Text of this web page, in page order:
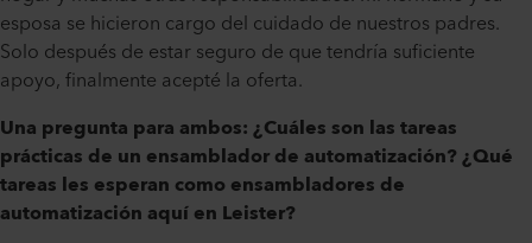
esposa se hicieron cargo del cuidado de nuestros padres.
Solo después de estar seguro de que tendría suficiente
apoyo, finalmente acepté la oferta.
Una pregunta para ambos: ¿Cuáles son las tareas
prácticas de un ensamblador de automatización? ¿Qué
tareas les esperan como ensambladores de
automatización aquí en Leister?